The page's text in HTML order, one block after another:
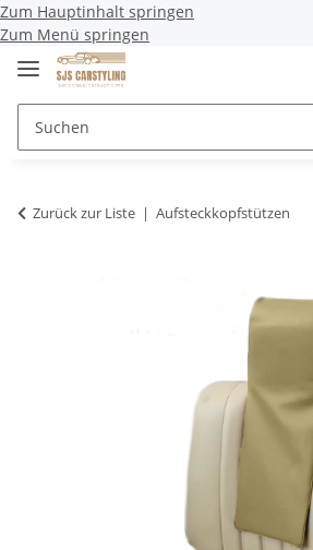
Zum Hauptinhalt springen
Zum Menü springen
Zurück zur Liste Aufsteckkopfstützen